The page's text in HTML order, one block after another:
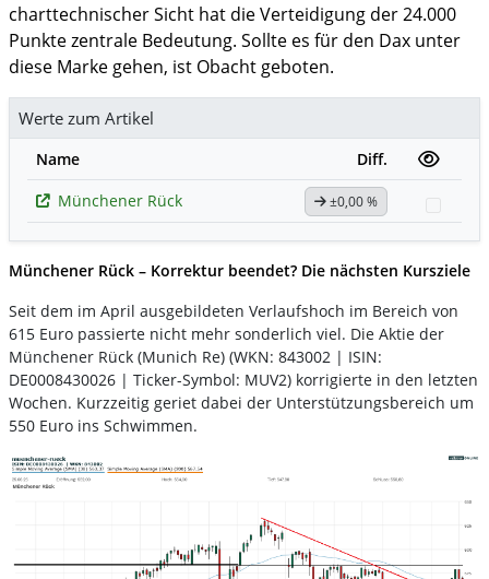
charttechnischer Sicht hat die Verteidigung der 24.000
Punkte zentrale Bedeutung. Sollte es für den Dax unter
diese Marke gehen, ist Obacht geboten.
Werte zum Artikel
Name
Diff.
Münchener Rück
±0,00 %
Münchener Rück – Korrektur beendet? Die nächsten Kursziele
Seit dem im April ausgebildeten Verlaufshoch im Bereich von
615 Euro passierte nicht mehr sonderlich viel. Die Aktie der
Münchener Rück (Munich Re) (WKN: 843002 | ISIN:
DE0008430026 | Ticker-Symbol: MUV2) korrigierte in den letzten
Wochen. Kurzzeitig geriet dabei der Unterstützungsbereich um
550 Euro ins Schwimmen.